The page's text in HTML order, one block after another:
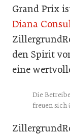
Grand Prix
Diana
den Spirit
eine
Die
freuen sich